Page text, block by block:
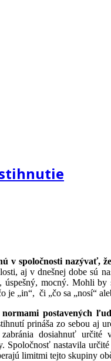
v spoločnosti nazývať,
aj v dnešnej dobe sú
úspešný, mocný. Mohli
je „in“, či „čo sa „nosí“
postavených
prináša zo sebou aj
dosiahnuť určité
Spoločnosť nastavila
limitmi tejto skupiny